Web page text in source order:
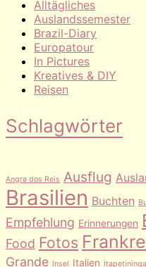
Alltägliches
Auslandssemester
Brazil-Diary
Europatour
In Pictures
Kreatives & DIY
Reisen
Schlagwörter
Angra dos Reis Ausflug
Brasilien Buchten
Empfehlung Erinnerungen
Food Fotos
Grande Insel Italien Itapetininga